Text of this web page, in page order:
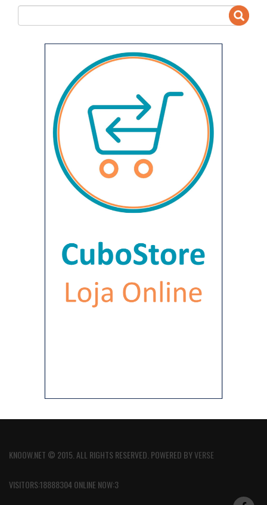
KNOOW.NET © 2015. ALL RIGHTS RESERVED. POWERED BYVERSE
VISITORS:18888304 ONLINE NOW:3